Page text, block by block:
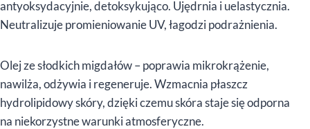
antyoksydacyjnie, detoksykująco. Ujędrnia i uelastycznia.
Neutralizuje promieniowanie UV, łagodzi podrażnienia.
Olej ze słodkich migdałów – poprawia mikrokrążenie,
nawilża, odżywia i regeneruje. Wzmacnia płaszcz
hydrolipidowy skóry, dzięki czemu skóra staje się odporna
na niekorzystne warunki atmosferyczne.